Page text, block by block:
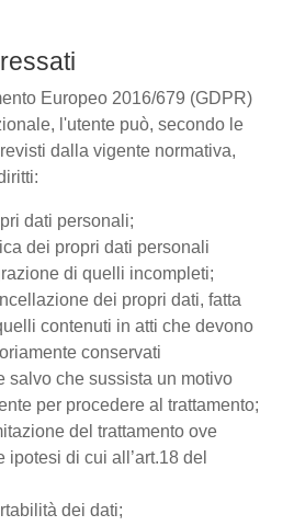
Europeo 2016/679 (GDPR)
l'utente può, secondo le
dalla vigente normativa,
dati personali;
dei propri dati personali
di quelli incompleti;
dei propri dati, fatta
contenuti in atti che devono
conservati
salvo che sussista un motivo
per procedere al trattamento;
del trattamento ove
ipotesi di cui all’art.18 del
dei dati;